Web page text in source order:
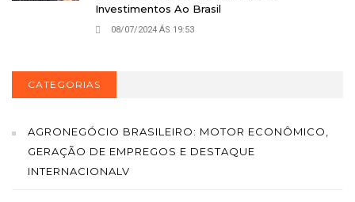
Investimentos Ao Brasil
08/07/2024 ÁS 19:53
CATEGORIAS
AGRONEGÓCIO BRASILEIRO: MOTOR ECONÔMICO,
GERAÇÃO DE EMPREGOS E DESTAQUE
INTERNACIONALV